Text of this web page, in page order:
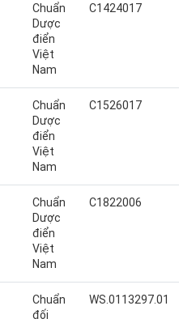
Chuẩn
Dược
điển
Việt
Nam
C1424017
Chuẩn
Dược
điển
Việt
Nam
C1526017
Chuẩn
Dược
điển
Việt
Nam
C1822006
Chuẩn
đối
WS.0113297.01